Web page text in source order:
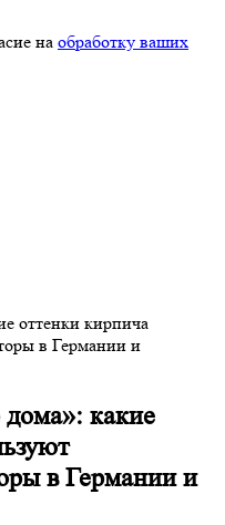
на обработку ваших
оттенки кирпича
в Германии и
какие
в Германии и